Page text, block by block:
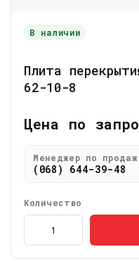
В наличии
Плита
62-10-8
Цена по
Менеджер по
(068) 644-39-48
Количество